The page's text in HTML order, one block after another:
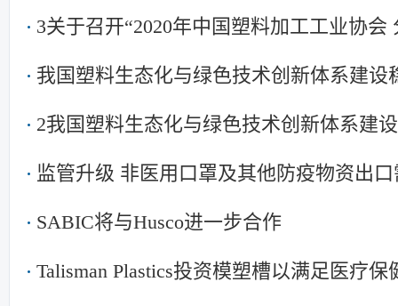
3关于召开“2020年中国塑料加工工业协
我国塑料生态化与绿色技术创新体系建设
2我国塑料生态化与绿色技术创新体系建
监管升级 非医用口罩及其他防疫物资出
SABIC将与Husco进一步合作
Talisman Plastics投资模塑槽以满足医疗